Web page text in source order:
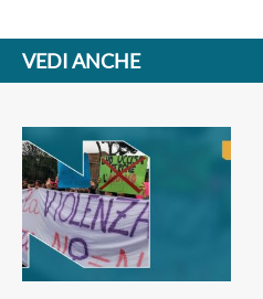
VEDI ANCHE